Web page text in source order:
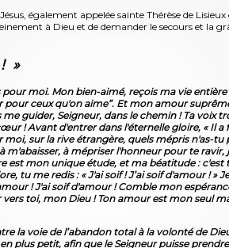
également appelée sainte Thérèse de
à Dieu et de demander le secours et la
»
moi. Mon bien-aimé, reçois ma vie
ceux qu'on aime”. Et mon amour
guider, Seigneur, dans le chemin ! Ta voix
! Avant d'entrer dans l'éternelle gloire, « Il
sur la rive étrangère, quels mépris n'as-
m'abaisser, à mépriser l'honneur pour te
est mon unique étude, et ma béatitude :
tu me redis : « J'ai soif ! J’ai soif d'amour ! »
! J'ai soif d'amour ! Comble mon
toi, mon Dieu ! Ton amour est mon seul
la voie de l’abandon total à la volonté de
plus petit, afin que le Seigneur puisse